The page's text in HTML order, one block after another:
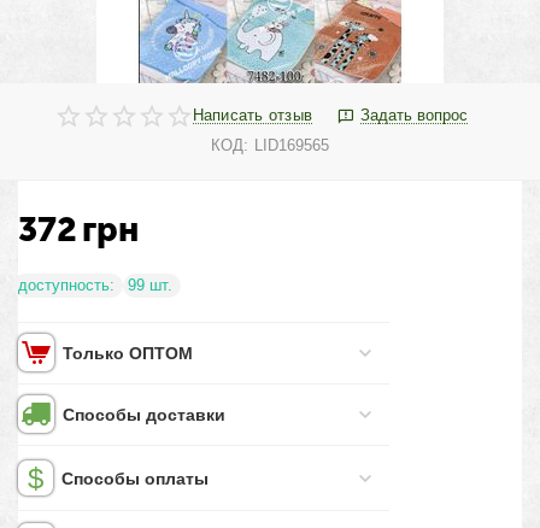
Написать отзыв
Задать вопрос
КОД: LID169565
372грн
доступность: 99 шт.
Только ОПТОМ
Способы доставки
Способы оплаты